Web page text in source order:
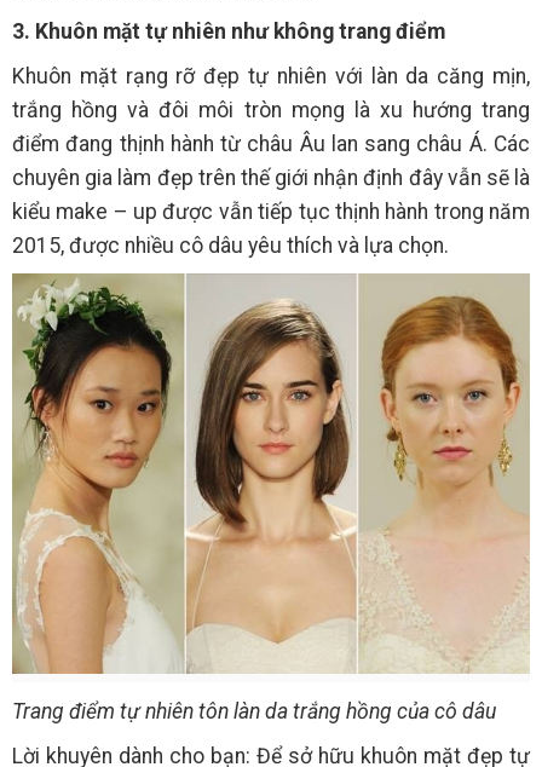
3. Khuôn mặt tự nhiên như không trang điểm
Khuôn mặt rạng rỡ đẹp tự nhiên với làn da căng mịn,
trắng hồng và đôi môi tròn mọng là xu hướng trang
điểm đang thịnh hành từ châu Âu lan sang châu Á. Các
chuyên gia làm đẹp trên thế giới nhận định đây vẫn sẽ là
kiểu make – up được vẫn tiếp tục thịnh hành trong năm
2015, được nhiều cô dâu yêu thích và lựa chọn.
Trang điểm tự nhiên tôn làn da trắng hồng của cô dâu
Lời khuyên dành cho bạn: Để sở hữu khuôn mặt đẹp tự